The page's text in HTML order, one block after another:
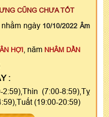
CŨNG CHƯA TỐT
nhằm ngày 10/10/2022 Âm
HỢI , năm NHÂM DẦN
:
(7:00-8:59),Tỵ
(19:00-20:59)